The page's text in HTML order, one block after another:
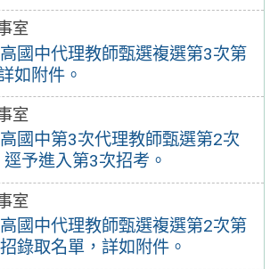
室
國中代理教師甄選複選第3次第
如附件。
室
國中第3次代理教師甄選第2次
予進入第3次招考。
室
國中代理教師甄選複選第2次第
錄取名單，詳如附件。